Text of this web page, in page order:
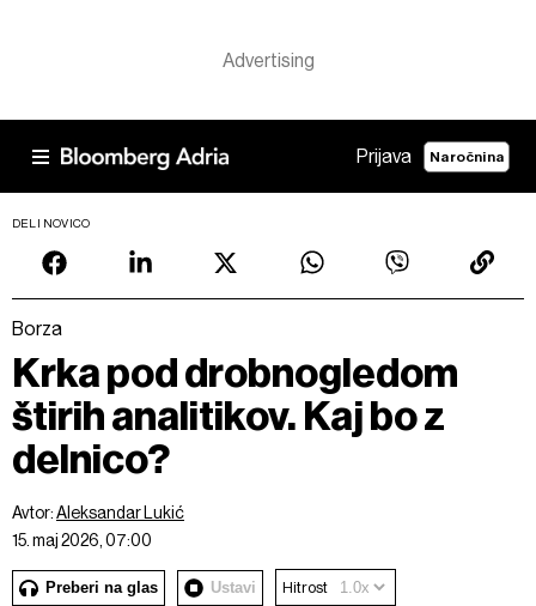
Prijava Naročnina
DELI NOVICO
Borza
Krka pod drobnogledom
štirih analitikov. Kaj bo z
delnico?
Avtor:Aleksandar Lukić
15. maj 2026, 07:00
Preberi na glas Ustavi Hitrost